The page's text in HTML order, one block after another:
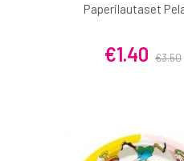
Paperilautaset
€1.40 €3.50